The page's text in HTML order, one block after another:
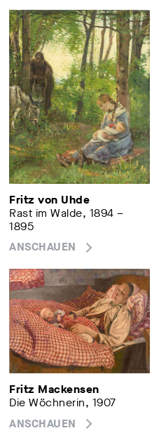
Fritz von Uhde
Rast im Walde, 1894 –
1895
ANSCHAUEN
Fritz Mackensen
Die Wöchnerin, 1907
ANSCHAUEN